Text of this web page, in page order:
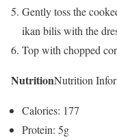
Gently toss the
ikan bilis with the
Top with chopped
NutritionNutrition
Calories: 177
Protein: 5g